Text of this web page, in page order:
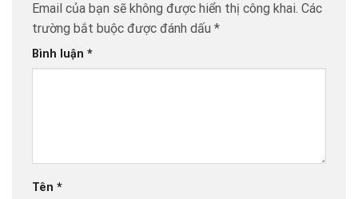
Email của bạn sẽ không được hiển thị công khai. Các
trường bắt buộc được đánh dấu *
Bình luận *
Tên *